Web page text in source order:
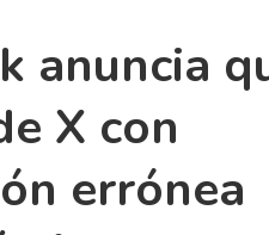
anuncia
X con
errónea